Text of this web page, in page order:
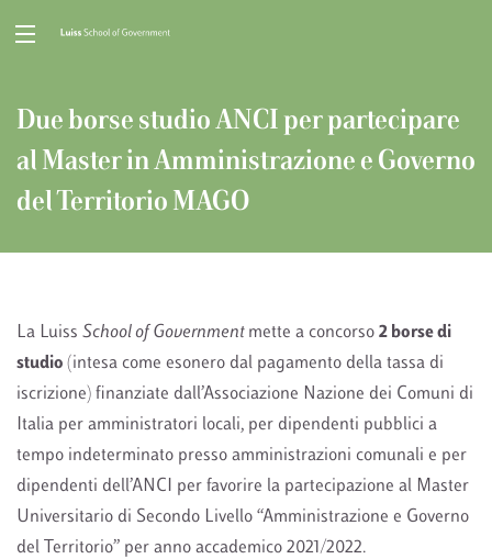
Due borse studio ANCI per partecipare
al Master in Amministrazione e Governo
del Territorio MAGO
La Luiss School of Government mette a concorso 2 borse di
studio (intesa come esonero dal pagamento della tassa di
iscrizione) finanziate dall’Associazione Nazione dei Comuni di
Italia per amministratori locali, per dipendenti pubblici a
tempo indeterminato presso amministrazioni comunali e per
dipendenti dell’ANCI per favorire la partecipazione al Master
Universitario di Secondo Livello “Amministrazione e Governo
del Territorio” per anno accademico 2021/2022.